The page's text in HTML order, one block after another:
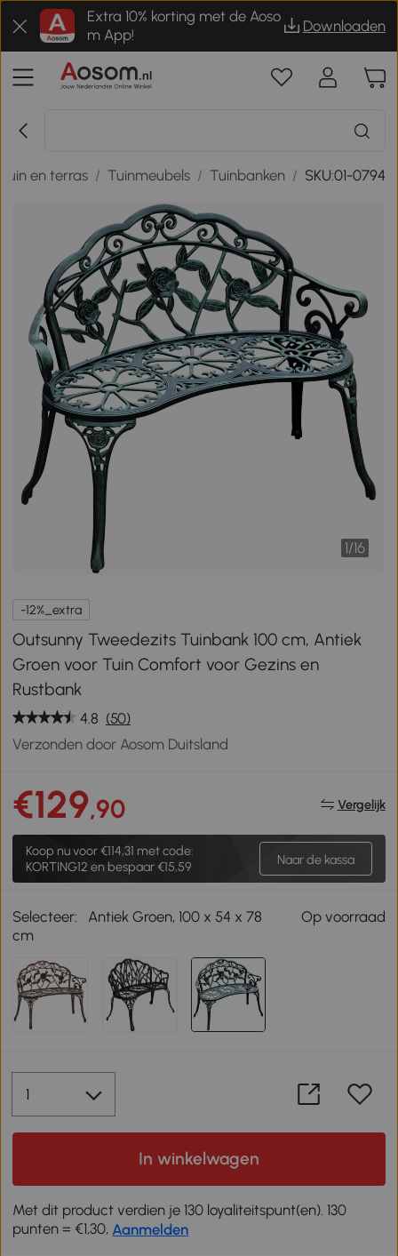
Extra 10% korting met de Aoso
m App!
Downloaden
Tuin en terras / Tuinmeubels / Tuinbanken / SKU:01-0794
1/16
-12%_extra
Outsunny Tweedezits Tuinbank 100 cm, Antiek
Groen voor Tuin Comfort voor Gezins en
Rustbank
4.8 (50)
Verzonden door Aosom Duitsland
€129,90 Vergelijk
Koop nu voor €114,31 met code:
KORTING12 en bespaar €15,59
Naar de kassa
Selecteer:
Antiek Groen, 100 x 54 x 78
cm
Op voorraad
In winkelwagen
Met dit product verdien je 130 loyaliteitspunt(en). 130
punten = €1,30, Aanmelden